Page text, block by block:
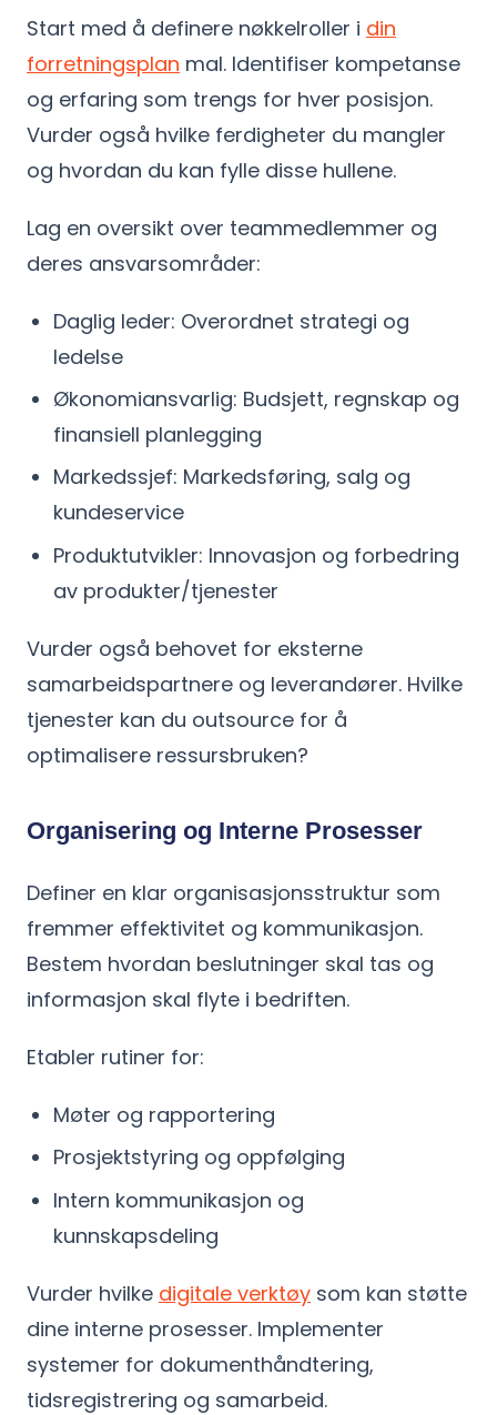
Start med å definere nøkkelroller i din
forretningsplan mal. Identifiser kompetanse
og erfaring som trengs for hver posisjon.
Vurder også hvilke ferdigheter du mangler
og hvordan du kan fylle disse hullene.
Lag en oversikt over teammedlemmer og
deres ansvarsområder:
Daglig leder: Overordnet strategi og
ledelse
Økonomiansvarlig: Budsjett, regnskap og
finansiell planlegging
Markedssjef: Markedsføring, salg og
kundeservice
Produktutvikler: Innovasjon og forbedring
av produkter/tjenester
Vurder også behovet for eksterne
samarbeidspartnere og leverandører. Hvilke
tjenester kan du outsource for å
optimalisere ressursbruken?
Organisering og Interne Prosesser
Definer en klar organisasjonsstruktur som
fremmer effektivitet og kommunikasjon.
Bestem hvordan beslutninger skal tas og
informasjon skal flyte i bedriften.
Etabler rutiner for:
Møter og rapportering
Prosjektstyring og oppfølging
Intern kommunikasjon og
kunnskapsdeling
Vurder hvilke digitale verktøy som kan støtte
dine interne prosesser. Implementer
systemer for dokumenthåndtering,
tidsregistrering og samarbeid.